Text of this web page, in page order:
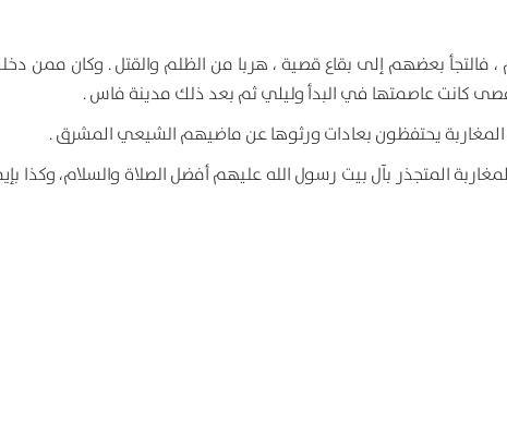
فالتجأ بعضهم إلى بقاع قصية ، هربا من الظلم والقتل . وكان ممن
كانت عاصمتها في البدأ وليلي ثم بعد ذلك مدينة فاس .
يحتفظون بعادات ورثوها عن ماضيهم الشيعي المشرق .
المتجذر بآل بيت رسول الله عليهم أفضل الصلاة والسلام، وكذا